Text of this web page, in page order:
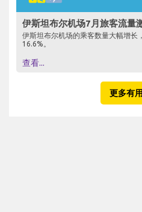
伊斯坦布尔机场7月旅客流量
伊斯坦布尔机场的乘客数量大幅增长
16.6%。
查看...
更多有